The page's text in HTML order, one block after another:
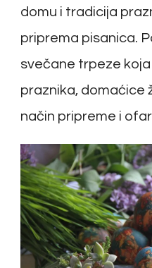
domu i tradicija
priprema pisanica.
svečane trpeze
praznika, domaćice
način pripreme i